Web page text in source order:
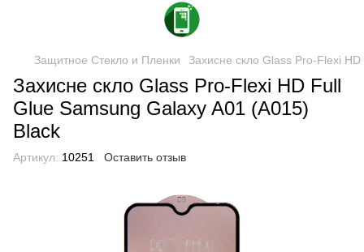
Защитное Стекло и Пленки Захисне скло Glass Pro-Flexi
Захисне скло Glass Pro-Flexi HD Full
Glue Samsung Galaxy A01 (A015)
Black
Артикул: 10251 Оставить отзыв